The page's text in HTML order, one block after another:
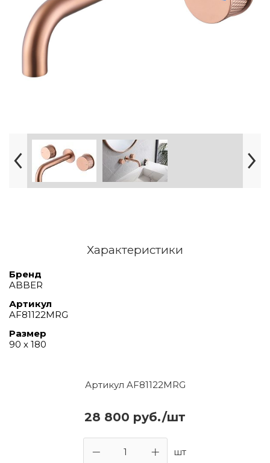
Артикул AF81122MRG
28 800 руб./шт
шт
Характеристики
Бренд
ABBER
Артикул
AF81122MRG
Размер
90 х 180